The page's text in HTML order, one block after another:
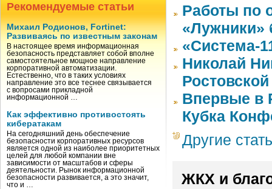
Рекомендуемые статьи
Михаил Родионов, Fortinet:
Развиваясь по известным законам
В настоящее время информационная
безопасность представляет собой вполне
самостоятельное мощное направление
корпоративной автоматизации.
Естественно, что в таких условиях
направление это все теснее связывается
с вопросами прикладной
информационной …
Как эффективно противостоять
кибератакам
На сегодняшний день обеспечение
безопасности корпоративных ресурсов
является одной из наиболее приоритетных
целей для любой компании вне
зависимости от масштабов и сферы
деятельности. Рынок информационной
безопасности развивается, а это значит,
что и …
Работы по
«Лужники»
«Система-
Николай
Впервые в
Кубка
Другие
ЖКХ и